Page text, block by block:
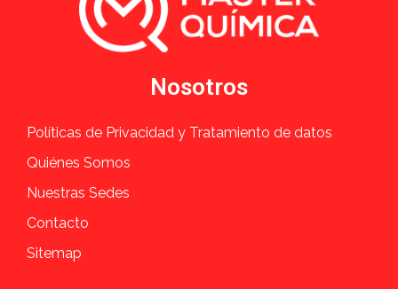
Nosotros
Políticas de Privacidad y Tratamiento de datos
Quiénes Somos
Nuestras Sedes
Contacto
Sitemap